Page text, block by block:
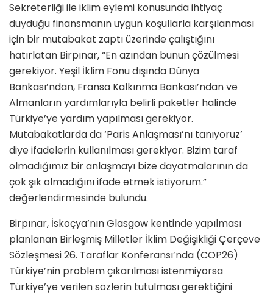
Sekreterliği ile iklim eylemi konusunda ihtiyaç
duyduğu finansmanın uygun koşullarla karşılanması
için bir mutabakat zaptı üzerinde çalıştığını
hatırlatan Birpınar, “En azından bunun çözülmesi
gerekiyor. Yeşil İklim Fonu dışında Dünya
Bankası’ndan, Fransa Kalkınma Bankası’ndan ve
Almanların yardımlarıyla belirli paketler halinde
Türkiye’ye yardım yapılması gerekiyor.
Mutabakatlarda da ‘Paris Anlaşması’nı tanıyoruz’
diye ifadelerin kullanılması gerekiyor. Bizim taraf
olmadığımız bir anlaşmayı bize dayatmalarının da
çok şık olmadığını ifade etmek istiyorum.”
değerlendirmesinde bulundu.
Birpınar, İskoçya’nın Glasgow kentinde yapılması
planlanan Birleşmiş Milletler İklim Değişikliği Çerçeve
Sözleşmesi 26. Taraflar Konferansı’nda (COP26)
Türkiye’nin problem çıkarılması istenmiyorsa
Türkiye’ye verilen sözlerin tutulması gerektiğini